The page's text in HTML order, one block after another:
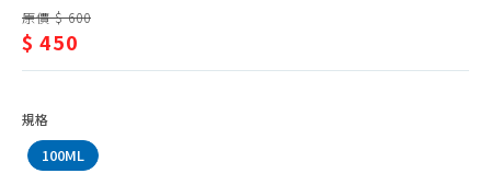
原價 $ 600
$ 450
規格
100ML